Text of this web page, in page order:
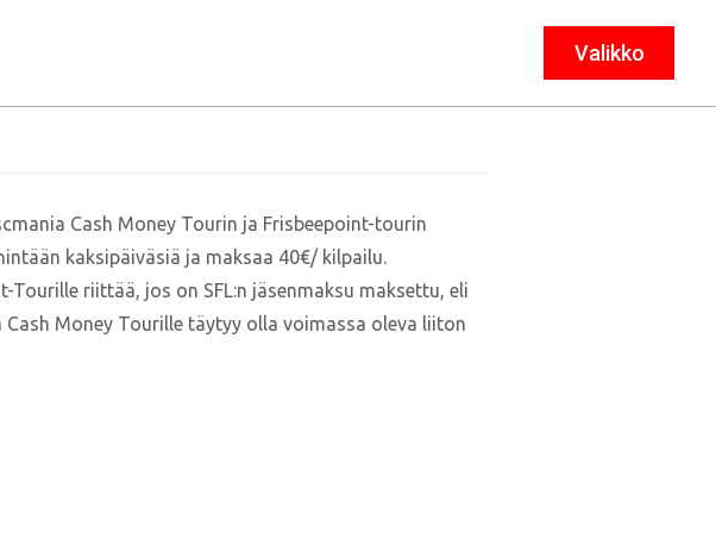
Valikko
Sulje
Cash Money Tourin ja Frisbeepoint-tourin
kaksipäiväsiä ja maksaa 40€/ kilpailu.
riittää, jos on SFL:n jäsenmaksu maksettu, eli
Money Tourille täytyy olla voimassa oleva liiton